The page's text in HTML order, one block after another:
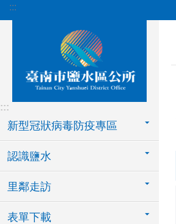
跳到主要內容區塊
:::
:::
新型冠狀病毒防疫專區
認識鹽水
里鄰走訪
表單下載